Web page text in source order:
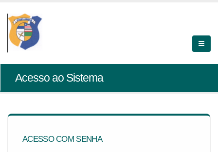
Acesso ao Sistema
ACESSO COM SENHA